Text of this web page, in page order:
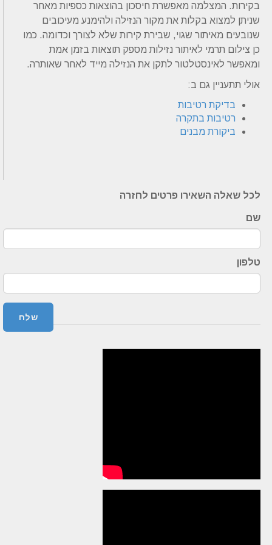
בקירות. המצלמה מאפשרת חיסכון בהוצאות כספיות מאחר
שניתן למצוא בקלות את מקור הנזילה ולהימנע מעיכובים
שנובעים מאיתור שגוי, שבירת קירות שלא לצורך וכדומה. כמו
כן צילום תרמי לאיתור נזילות מספק תוצאות בזמן אמת
ומאפשר לאינסטלטור לתקן את הנזילה מייד לאחר שאותרה.
אולי תתעניין גם ב:
בדיקת רטיבות
רטיבות בתקרה
ביקורת מבנים
לכל שאלה השאירו פרטים לחזרה
שם
טלפון